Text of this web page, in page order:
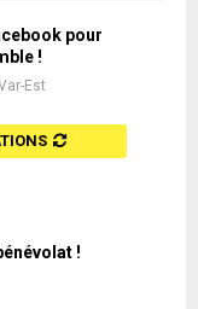
pour
!
Est
!